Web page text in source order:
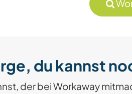
du kannst
der bei Workaway